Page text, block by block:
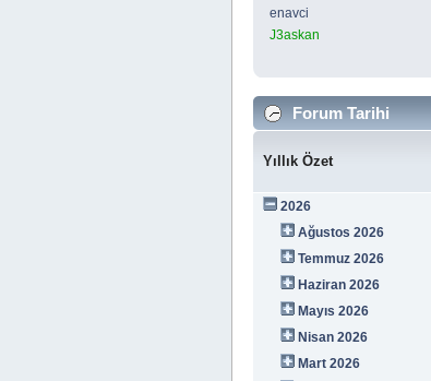
enavci
J3askan
Forum Tarihi
Yıllık Özet
2026
Ağustos 2026
Temmuz 2026
Haziran 2026
Mayıs 2026
Nisan 2026
Mart 2026